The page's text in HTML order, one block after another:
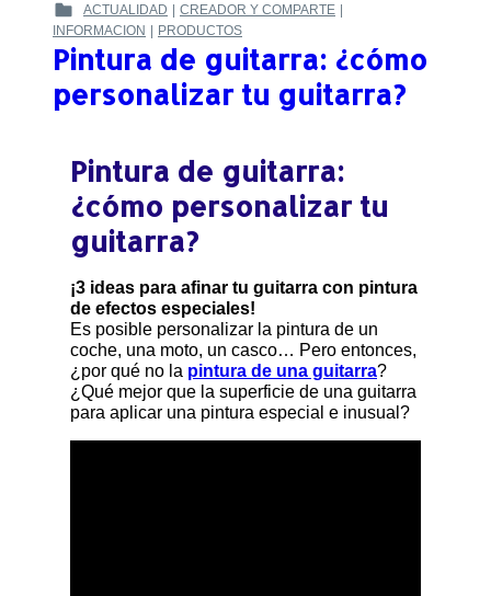
ON
:POSTED
IN
ACTUALIDAD | CREADOR Y COMPARTE |
INFORMACION
PRODUCTOS
Pintura de guitarra: ¿cómo
personalizar tu guitarra?
Pintura de guitarra:
¿cómo personalizar tu
guitarra?
¡3 ideas para afinar tu guitarra con pintura
de efectos especiales!
Es posible personalizar la pintura de un
coche, una moto, un casco… Pero entonces,
¿por qué no la pintura de una guitarra?
¿Qué mejor que la superficie de una guitarra
para aplicar una pintura especial e inusual?